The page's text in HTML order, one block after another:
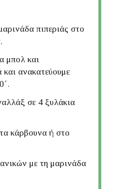
πιπεριάς στο
μπολ και
ανακατεύουμε
σε 4 ξυλάκια
κάρβουνα ή στο
με τη μαρινάδα